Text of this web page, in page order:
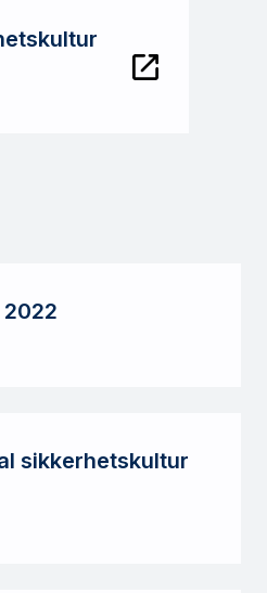
sikkerhetskultur